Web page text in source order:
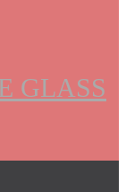
GLASS